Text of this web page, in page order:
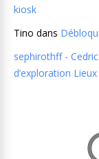
kiosk
Tino dans
sephirothff -
d’exploration